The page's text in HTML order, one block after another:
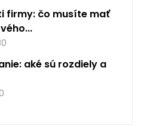
firmy: čo musíte mať
aké sú rozdiely a